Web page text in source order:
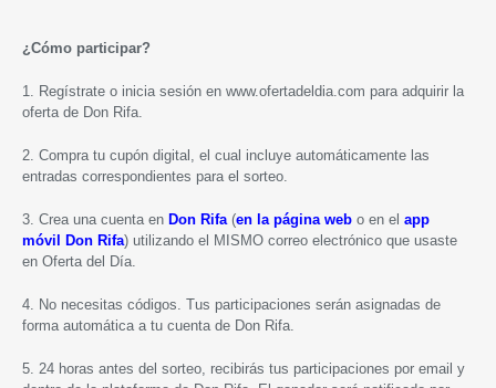
¿Cómo participar?
1. Regístrate o inicia sesión en www.ofertadeldia.com para adquirir la
oferta de Don Rifa.
2. Compra tu cupón digital, el cual incluye automáticamente las
entradas correspondientes para el sorteo.
3. Crea una cuenta en Don Rifa (en la página web o en el app
móvil Don Rifa) utilizando el MISMO correo electrónico que usaste
en Oferta del Día.
4. No necesitas códigos. Tus participaciones serán asignadas de
forma automática a tu cuenta de Don Rifa.
5. 24 horas antes del sorteo, recibirás tus participaciones por email y